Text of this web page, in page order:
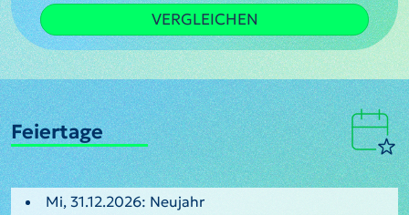
VERGLEICHEN
Feiertage
Mi, 31.12.2026: Neujahr